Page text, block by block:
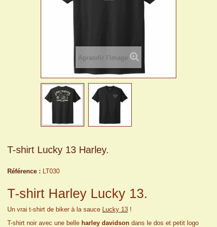
Agrandir l'image
T-shirt Lucky 13 Harley.
Référence : LT030
T-shirt Harley Lucky 13.
Un vrai t-shirt de biker à la sauce Lucky 13 !
T-shirt noir avec une belle harley davidson dans le dos et petit logo